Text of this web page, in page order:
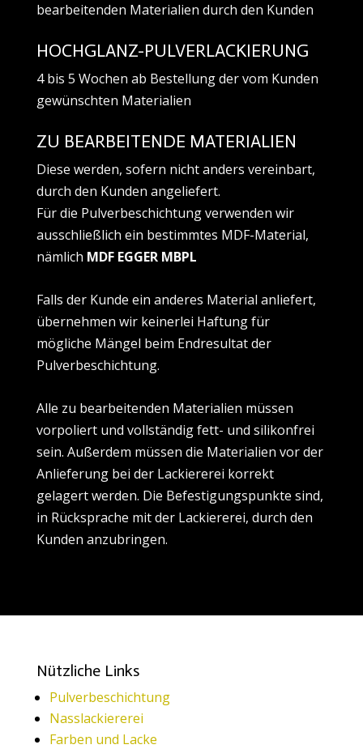
bearbeitenden Materialien durch den Kunden
HOCHGLANZ-PULVERLACKIERUNG
4 bis 5 Wochen ab Bestellung der vom Kunden
gewünschten Materialien
ZU BEARBEITENDE MATERIALIEN
Diese werden, sofern nicht anders vereinbart,
durch den Kunden angeliefert.
Für die Pulverbeschichtung verwenden wir
ausschließlich ein bestimmtes MDF-Material,
nämlich MDF EGGER MBPL
Falls der Kunde ein anderes Material anliefert,
übernehmen wir keinerlei Haftung für
mögliche Mängel beim Endresultat der
Pulverbeschichtung.
Alle zu bearbeitenden Materialien müssen
vorpoliert und vollständig fett- und silikonfrei
sein. Außerdem müssen die Materialien vor der
Anlieferung bei der Lackiererei korrekt
gelagert werden. Die Befestigungspunkte sind,
in Rücksprache mit der Lackiererei, durch den
Kunden anzubringen.
Nützliche Links
Pulverbeschichtung
Nasslackiererei
Farben und Lacke